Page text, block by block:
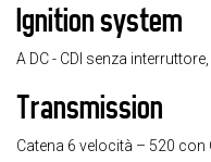
Ignition system
A DC - CDI senza
Transmission
Catena 6 velocità – 520 con